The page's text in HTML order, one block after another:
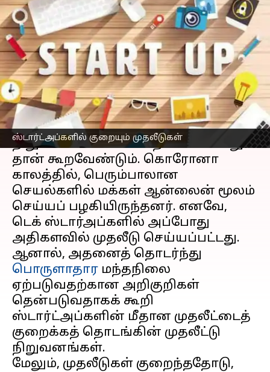
ஸ்டார்ட்அப்களில் குறையும் முதலீடுகள்
இந்தியாவில் குறையும்
ஸ்டார்ட்அப் முதலீடுகள்..
ஏன்?
எழுதியவர் Prasanna Venkatesh Jun 05, 2023 12:14 pm
செய்தி முன்னோட்டம்
2021-ம் ஆண்டைஸ்டார்ட்அப்
நிறுவனங்களின் பொற்காலம் என்று
தான் கூறவேண்டும். கொரோனா
காலத்தில், பெரும்பாலான
செயல்களில் மக்கள் ஆன்லைன் மூலம்
செய்யப் பழகியிருந்தனர். எனவே,
டெக் ஸ்டார்அப்களில் அப்போது
அதிகளவில் முதலீடு செய்யப்பட்டது.
ஆனால், அதனைத் தொடர்ந்து
பொருளாதார மந்தநிலை
ஏற்படுவதற்கான அறிகுறிகள்
தென்படுவதாகக் கூறி
ஸ்டார்ட்அப்களின் மீதான முதலீட்டைத்
குறைக்கத் தொடங்கின் முதலீட்டு
நிறுவனங்கள்.
மேலும், முதலீடுகள் குறைந்ததோடு,